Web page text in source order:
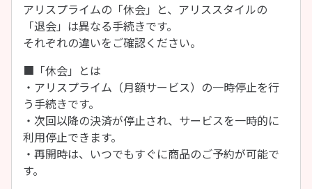
アリスプライムの「休会」と、アリススタイルの
「退会」は異なる手続きです。
それぞれの違いをご確認ください。
■「休会」とは
・アリスプライム（月額サービス）の一時停止を行
う手続きです。
・次回以降の決済が停止され、サービスを一時的に
利用停止できます。
・再開時は、いつでもすぐに商品のご予約が可能で
す。